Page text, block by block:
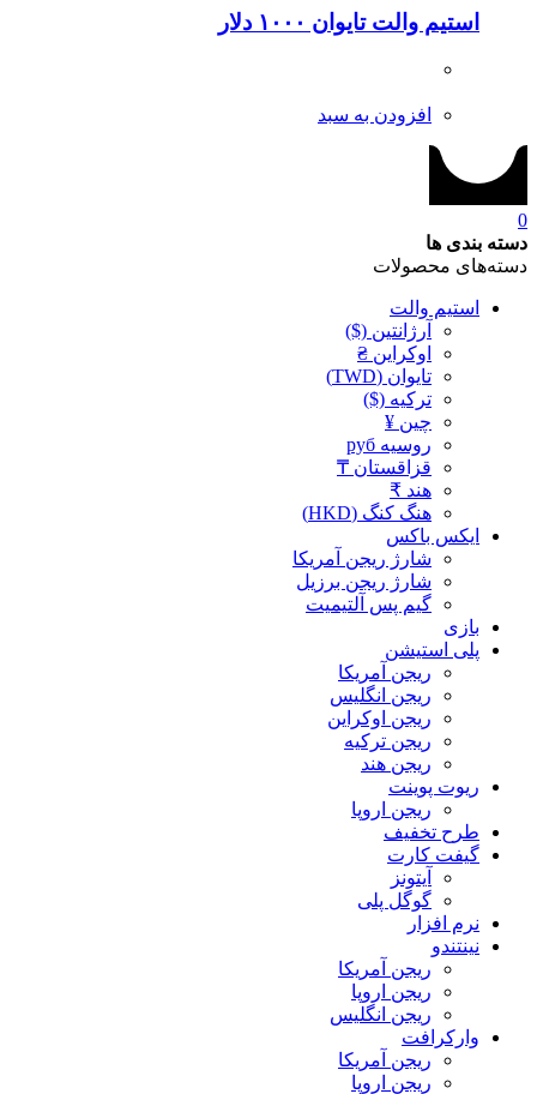
استیم والت تایوان ۱۰۰۰ دلار
افزودن به سبد
0
دسته بندی ها
دسته‌های محصولات
استیم والت
آرژانتین ($)
اوکراین ₴
تایوان (TWD)
ترکیه ($)
چین ¥
روسیه руб
قزاقستان ₸
هند ₹
هنگ کنگ (HKD)
ایکس باکس
شارژ ریجن آمریکا
شارژ ریجن برزیل
گیم پس آلتیمیت
بازی
پلی استیشن
ریجن آمریکا
ریجن انگلیس
ریجن اوکراین
ریجن ترکیه
ریجن هند
ریوت پوینت
ریجن اروپا
طرح تخفیف
گیفت کارت
آیتونز
گوگل پلی
نرم افزار
نینتندو
ریجن آمریکا
ریجن اروپا
ریجن انگلیس
وارکرافت
ریجن آمریکا
ریجن اروپا